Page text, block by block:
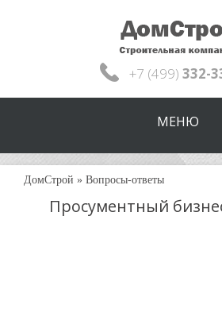
+7 (499) 332-
МЕНЮ
ДомСтрой » Вопросы-ответы
Просументный